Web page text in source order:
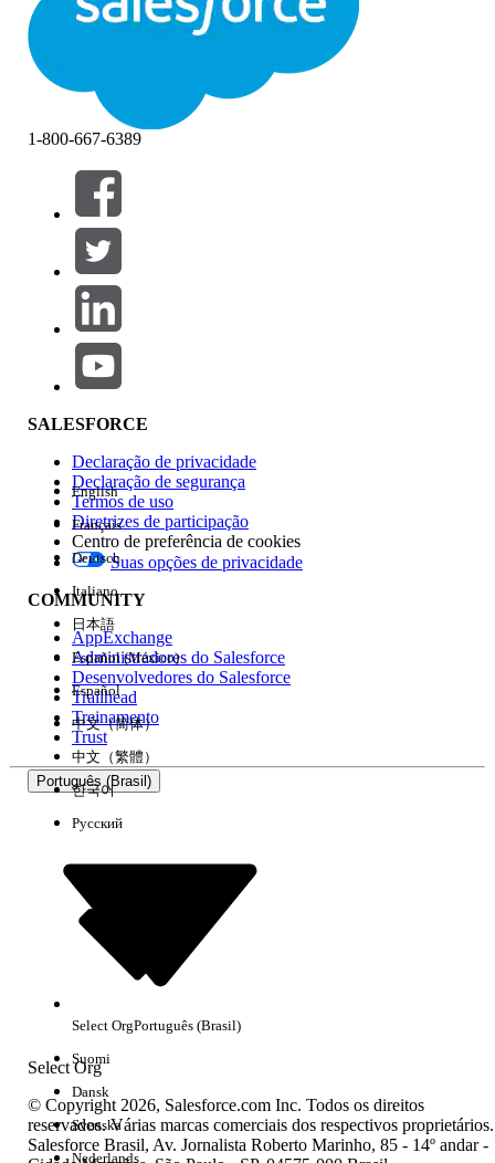
Fechar Fechar
Filtros (0)
SELECIONAR FILTROS
Área de produtos
Impacto do recurso
Edição
Experiência
Sem resultados
1-800-667-6389
SALESFORCE
Declaração de privacidade
Declaração de segurança
Termos de uso
Diretrizes de participação
Centro de preferência de cookies
Suas opções de privacidade
COMMUNITY
AppExchange
Administradores do Salesforce
Desenvolvedores do Salesforce
Trailhead
Treinamento
Trust
Português (Brasil)
Select Org
English
Français
Deutsch
Italiano
日本語
Español (México)
Español
中文（简体）
中文（繁體）
한국어
Русский
Select OrgPortuguês (Brasil)
Suomi
Dansk
Svenska
Nederlands
© Copyright 2026, Salesforce.com Inc. Todos os direitos
reservados. Várias marcas comerciais dos respectivos proprietários.
Salesforce Brasil, Av. Jornalista Roberto Marinho, 85 - 14º andar -